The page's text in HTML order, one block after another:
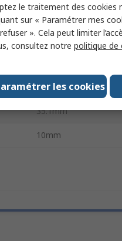
35.1 x 35.5 x 10 mm
0.036kg
70°C
35.1mm
10mm
le traitement des cookies
sur « Paramétrer mes
». Cela peut limiter
consultez notre politique de
les cookies